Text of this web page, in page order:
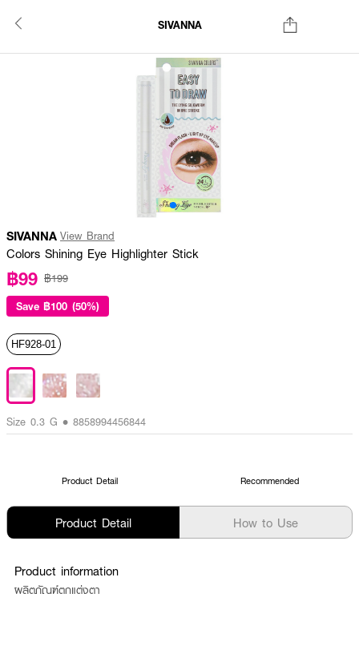
SIVANNA
SIVANNA View Brand
Colors Shining Eye Highlighter Stick
฿99 ฿199
Save ฿100 (50%)
HF928-01
Size 0.3 G • 8858994456844
Product Detail Recommended
Product Detail How to Use
Product information
ผลิตภัณฑ์ตกแต่งตา